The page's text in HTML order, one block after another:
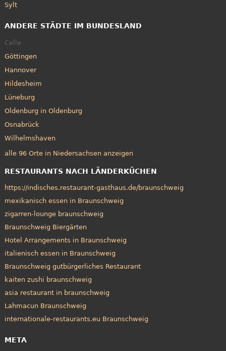
Sylt
ANDERE STÄDTE IM BUNDESLAND
Celle
Göttingen
Hannover
Hildesheim
Lüneburg
Oldenburg in Oldenburg
Osnabrück
Wilhelmshaven
alle 96 Orte in Niedersachsen anzeigen
RESTAURANTS NACH LÄNDERKÜCHEN
https://indisches.restaurant-gasthaus.de/braunschweig
mexikanisch essen in Braunschweig
zigarren-lounge braunschweig
Braunschweig Biergärten
Hotel Arrangements in Braunschweig
italienisch essen in Braunschweig
Braunschweig gutbürgerliches Restaurant
kaiten zushi braunschweig
asia restaurant in braunschweig
Lahmacun Braunschweig
internationale-restaurants.eu Braunschweig
META